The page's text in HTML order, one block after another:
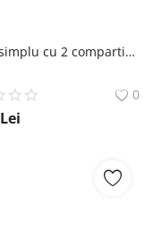
Penar simplu cu 2 compartimente Vadobag Sonic Prime Supreme Power Vadobag
0
Lei